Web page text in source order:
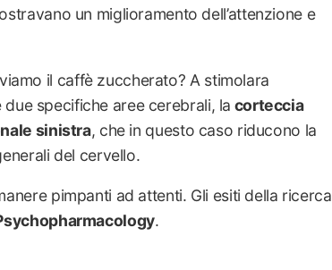
un miglioramento dell’attenzione e
il caffè zuccherato? A stimolara
specifiche aree cerebrali, la corteccia
sinistra, che in questo caso riducono la
del cervello.
pimpanti ad attenti. Gli esiti della ricerca
.